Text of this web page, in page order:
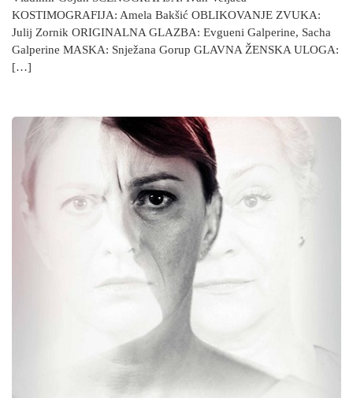
KOSTIMOGRAFIJA: Amela Bakšić OBLIKOVANJE ZVUKA:
Julij Zornik ORIGINALNA GLAZBA: Evgueni Galperine, Sacha
Galperine MASKA: Snježana Gorup GLAVNA ŽENSKA ULOGA:
[…]